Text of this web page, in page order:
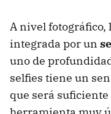
A nivel fotográfico,
integrada por un
uno de
selfies tiene un
que será